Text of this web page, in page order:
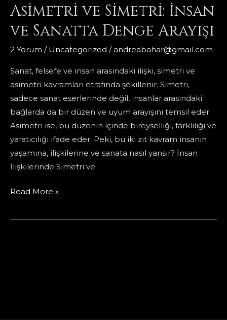
Asimetri ve Simetri: İnsan
ve Sanatta Denge Arayışı
2 Yorum / Uncategorized /andreabahar@gmail.com
Sanat, felsefe ve insan arasındaki ilişki, simetri ve
asimetri kavramları etrafında şekillenir. Simetri,
sadece sanat eserlerinde değil, insanlar arasındaki
bağlarda da bir düzen ve uyum arayışını temsil eder.
Asimetri ise, bu düzenin içinde bireyselliği, farklılığı ve
yaratıcılığı ifade eder. Peki, bu iki zıt kavram insanın
yaşamına, ilişkilerine ve sanata nasıl yansır? İnsan
İlişkilerinde Simetri ve
Asimetri
Simetri:
İnsan
Read More »